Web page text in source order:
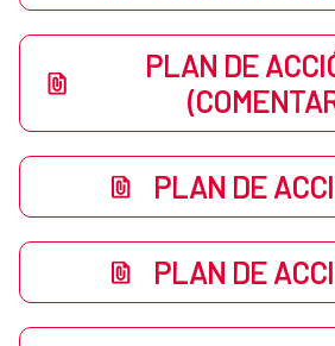
PLAN DE
PLAN DE
PLAN DE